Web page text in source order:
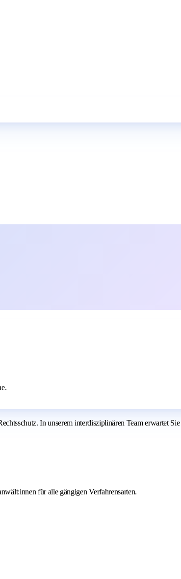
In unserem interdisziplinären Team erwartet
für alle gängigen Verfahrensarten.